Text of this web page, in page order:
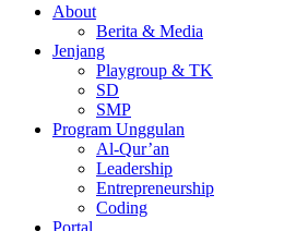
About
Berita & Media
Jenjang
Playgroup & TK
SD
SMP
Program Unggulan
Al-Qur’an
Leadership
Entrepreneurship
Coding
Portal